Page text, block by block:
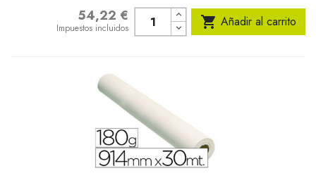
Precio54,22 €
Impuestos incluidos  Añadir al carrito